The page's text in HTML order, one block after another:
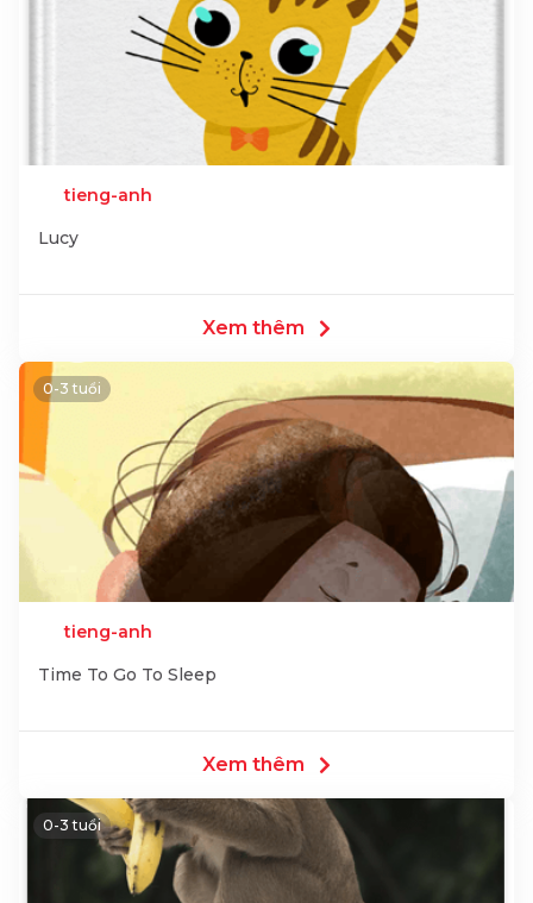
tieng-anh
Lucy
Xem thêm
0-3 tuổi
tieng-anh
Time To Go To Sleep
Xem thêm
0-3 tuổi